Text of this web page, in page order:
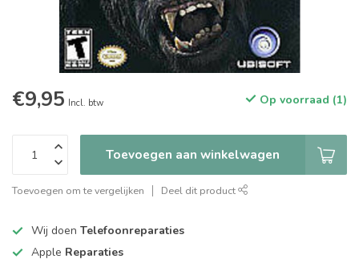
€9,95 Incl. btw Op voorraad (1)
Toevoegen aan winkelwagen
Toevoegen om te vergelijken Deel dit product
Wij doen Telefoonreparaties
Apple Reparaties